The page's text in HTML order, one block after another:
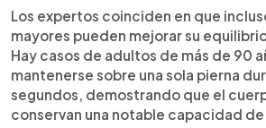
Los expertos coinciden en que
mayores pueden mejorar su
Hay casos de adultos de más de 90
mantenerse sobre una sola pierna
segundos, demostrando que el
conservan una notable capacidad